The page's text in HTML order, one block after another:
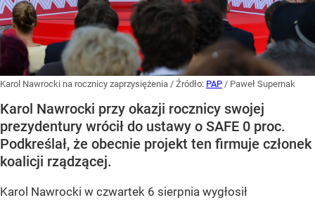
Karol Nawrocki na rocznicy zaprzysiężenia / Źródło: PAP / Paweł Supernak
Karol Nawrocki przy okazji rocznicy swojej
prezydentury wrócił do ustawy o SAFE 0 proc.
Podkreślał, że obecnie projekt ten firmuje członek
koalicji rządzącej.
Karol Nawrocki w czwartek 6 sierpnia wygłosił